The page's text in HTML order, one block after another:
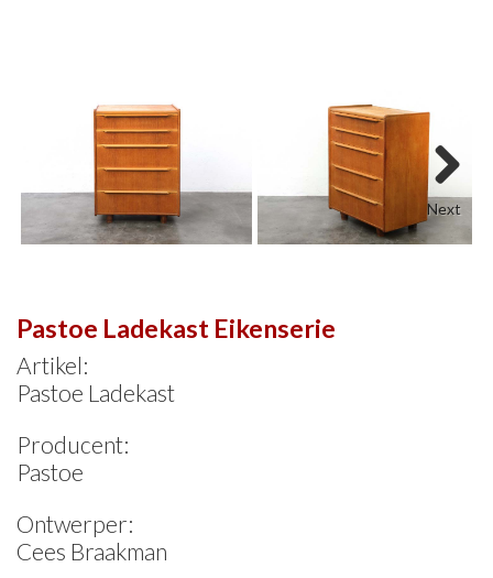
Next
Pastoe Ladekast Eikenserie
Artikel:
Pastoe Ladekast
Producent:
Pastoe
Ontwerper:
Cees Braakman